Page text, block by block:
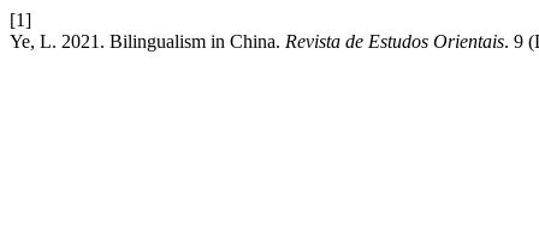
[1]
Ye, L. 2021. Bilingualism in China. Revista de Estudos Orientais. 9